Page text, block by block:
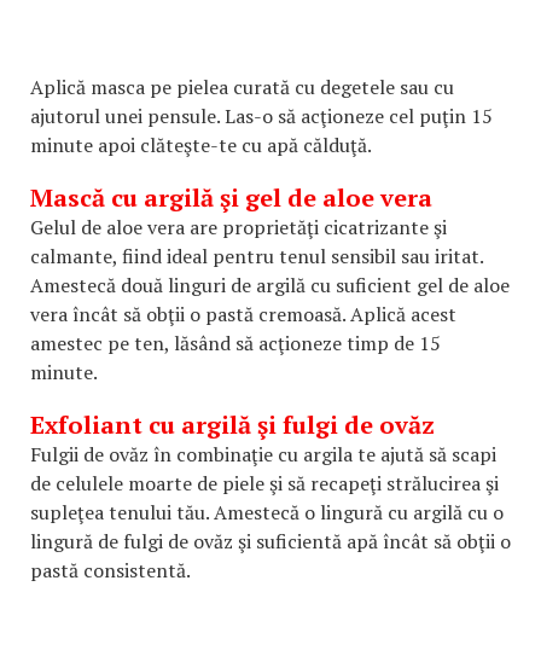
Aplică masca pe pielea curată cu degetele sau cu
ajutorul unei pensule. Las-o să acţioneze cel puţin 15
minute apoi clăteşte-te cu apă călduţă.
Mască cu argilă şi gel de aloe vera
Gelul de aloe vera are proprietăţi cicatrizante şi
calmante, fiind ideal pentru tenul sensibil sau iritat.
Amestecă două linguri de argilă cu suficient gel de aloe
vera încât să obţii o pastă cremoasă. Aplică acest
amestec pe ten, lăsând să acţioneze timp de 15
minute.
Exfoliant cu argilă şi fulgi de ovăz
Fulgii de ovăz în combinaţie cu argila te ajută să scapi
de celulele moarte de piele şi să recapeţi strălucirea şi
supleţea tenului tău. Amestecă o lingură cu argilă cu o
lingură de fulgi de ovăz şi suficientă apă încât să obţii o
pastă consistentă.